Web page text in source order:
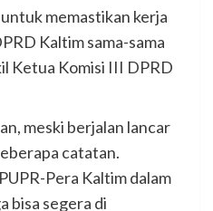
memastikan kerja
Kaltim sama-sama
Ketua Komisi III DPRD
meski berjalan lancar
catatan.
Pera Kaltim dalam
bisa segera di